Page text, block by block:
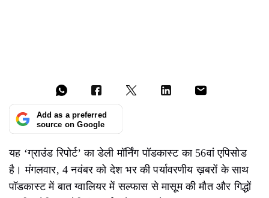
Add as a preferred
source on Google
यह ‘ग्राउंड रिपोर्ट’ का डेली मॉर्निंग पॉडकास्ट का 56वां एपिसोड
है। मंगलवार, 4 नवंबर को देश भर की पर्यावरणीय ख़बरों के साथ
पॉडकास्ट में बात ग्वालियर में सल्फास से मासूम की मौत और गिद्धों